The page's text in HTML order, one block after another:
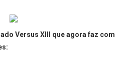
Versus XIII que agora faz com